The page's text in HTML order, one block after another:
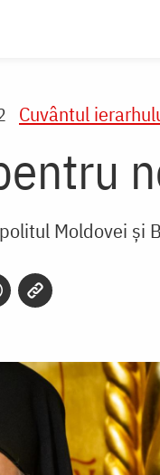
Cuvântul
Moldovei și